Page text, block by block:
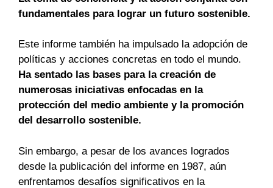
fundamentales para lograr un futuro sostenible.
Este informe también ha impulsado la adopción de
políticas y acciones concretas en todo el mundo.
Ha sentado las bases para la creación de
numerosas iniciativas enfocadas en la
protección del medio ambiente y la promoción
del desarrollo sostenible.
Sin embargo, a pesar de los avances logrados
desde la publicación del informe en 1987, aún
enfrentamos desafíos significativos en la